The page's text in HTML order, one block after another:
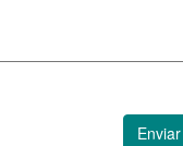
Enviar